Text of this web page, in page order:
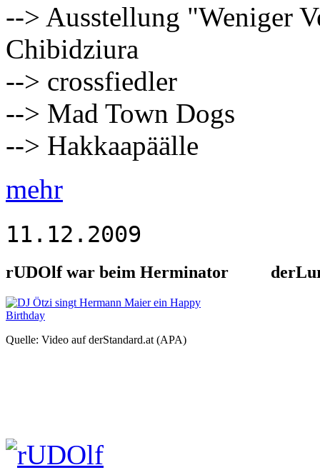
--> Ausstellung "Weniger
Chibidziura
--> crossfiedler
--> Mad Town Dogs
--> Hakkaapäälle
mehr
11.12.2009
rUDOlf war beim Herminator
Quelle: Video auf derStandard.at (APA)